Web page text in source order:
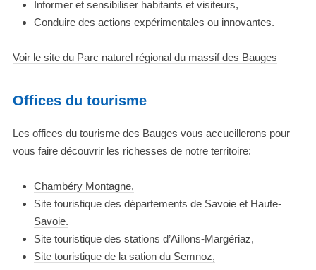
Informer et sensibiliser habitants et visiteurs,
Conduire des actions expérimentales ou innovantes.
Voir le site du Parc naturel régional du massif des Bauges
Offices du tourisme
Les offices du tourisme des Bauges vous accueillerons pour
vous faire découvrir les richesses de notre territoire:
Chambéry Montagne,
Site touristique des départements de Savoie et Haute-
Savoie.
Site touristique des stations d’Aillons-Margériaz,
Site touristique de la sation du Semnoz,